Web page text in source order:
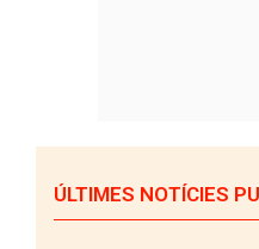
ÚLTIMES NOTÍCIES